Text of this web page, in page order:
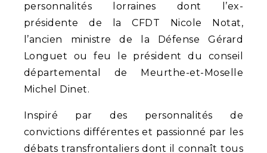
personnalités lorraines dont l’ex-
présidente de la CFDT Nicole Notat,
l’ancien ministre de la Défense Gérard
Longuet ou feu le président du conseil
départemental de Meurthe-et-Moselle
Michel Dinet.
Inspiré par des personnalités de
convictions différentes et passionné par les
débats transfrontaliers dont il connaît tous